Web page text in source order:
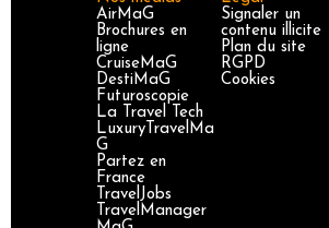
AirMaG
Brochures en
ligne
CruiseMaG
DestiMaG
Futuroscopie
La Travel Tech
LuxuryTravelMa
G
Partez en
France
TravelJobs
TravelManager
Signaler un
contenu illicite
Plan du site
RGPD
Cookies